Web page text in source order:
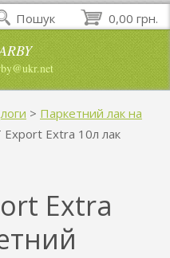
> Паркетний лак на
Export Extra 10л лак
Extra
0,00 грн.
Пошук